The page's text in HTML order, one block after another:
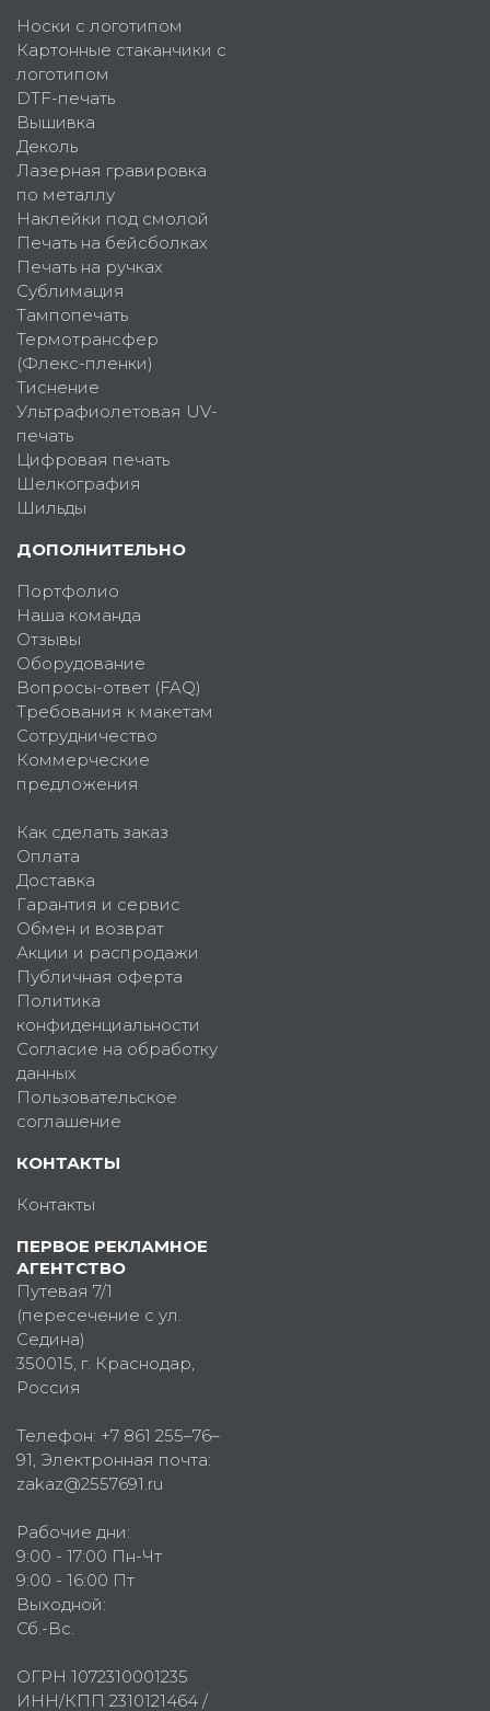
Носки с логотипом
Картонные стаканчики с
логотипом
DTF-печать
Вышивка
Деколь
Лазерная гравировка
по металлу
Наклейки под смолой
Печать на бейсболках
Печать на ручках
Сублимация
Тампопечать
Термотрансфер
(Флекс-пленки)
Тиснение
Ультрафиолетовая UV-
печать
Цифровая печать
Шелкография
Шильды
ДОПОЛНИТЕЛЬНО
Портфолио
Наша команда
Отзывы
Оборудование
Вопросы-ответ (FAQ)
Требования к макетам
Сотрудничество
Коммерческие
предложения
Как сделать заказ
Оплата
Доставка
Гарантия и сервис
Обмен и возврат
Акции и распродажи
Публичная оферта
Политика
конфиденциальности
Согласие на обработку
данных
Пользовательское
соглашение
КОНТАКТЫ
Контакты
ПЕРВОЕ РЕКЛАМНОЕ
АГЕНТСТВО
Путевая 7/1
(пересечение с ул.
Седина)
350015, г. Краснодар,
Россия
Телефон: +7 861 255–76–
91, Электронная почта:
zakaz@2557691.ru
Рабочие дни:
9:00 - 17:00 Пн-Чт
9:00 - 16:00 Пт
Выходной:
Сб.-Вс.
ОГРН 1072310001235
ИНН/КПП 2310121464 /